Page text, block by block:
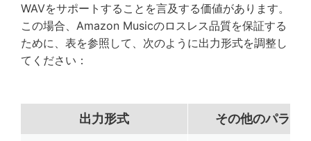
WAVをサポートすることを言及する価値があります。
この場合、Amazon Musicのロスレス品質を保証する
ために、表を参照して、次のように出力形式を調整し
てください：
出力形式 その他のパラメ